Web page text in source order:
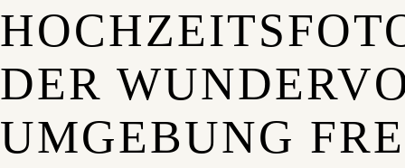
DER
UMGEBUNG